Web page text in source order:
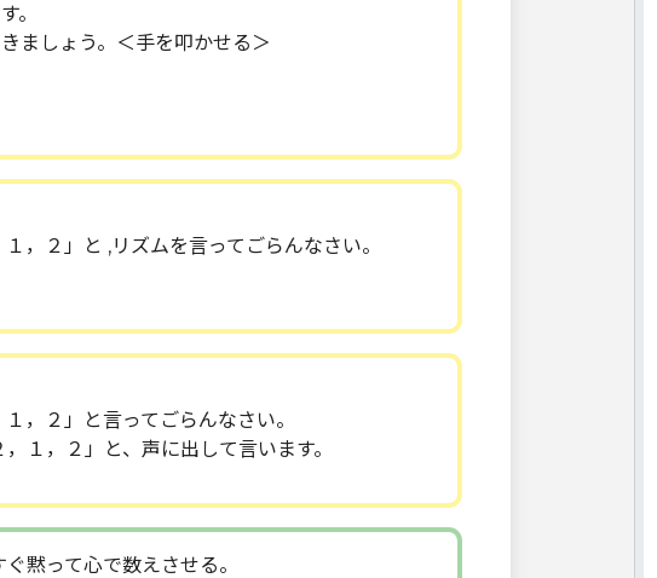
。
ましょう。＜手を叩かせる＞
，２」と ,リズムを言ってごらんなさい。
，２」と言ってごらんなさい。
１，２」と、声に出して言います。
黙って心で数えさせる。